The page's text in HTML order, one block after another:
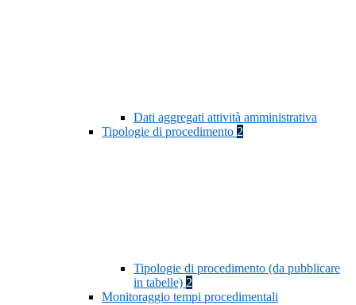
Dati aggregati attività amministrativa
Tipologie di procedimento 2
Tipologie di procedimento (da pubblicare
in tabelle) 2
Monitoraggio tempi procedimentali